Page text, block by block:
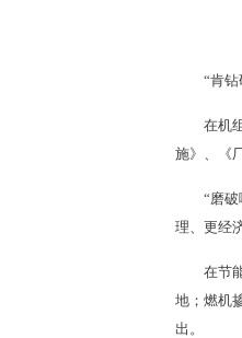
“肯
在机
施》、《
“磨
理、更经
在节
地；燃机
出。